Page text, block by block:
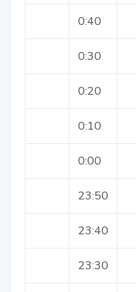
0:40
0:30
0:20
0:10
0:00
23:50
23:40
23:30